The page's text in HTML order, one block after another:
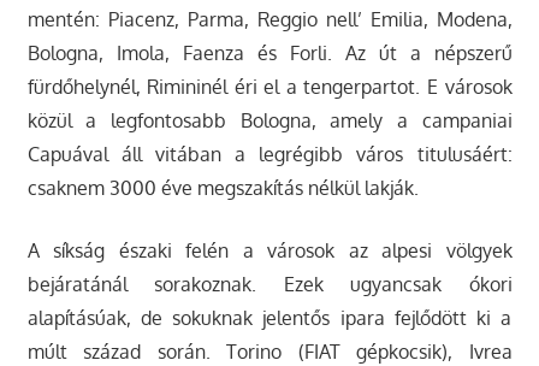
mentén: Piacenz, Parma, Reggio nell’ Emilia, Modena,
Bologna, Imola, Faenza és Forli. Az út a népszerű
fürdőhelynél, Rimininél éri el a tengerpartot. E városok
közül a legfontosabb Bologna, amely a campaniai
Capuával áll vitában a legrégibb város titulusáért:
csaknem 3000 éve megszakítás nélkül lakják.
A síkság északi felén a városok az alpesi völgyek
bejáratánál sorakoznak. Ezek ugyancsak ókori
alapításúak, de sokuknak jelentős ipara fejlődött ki a
múlt század során. Torino (FIAT gépkocsik), Ivrea